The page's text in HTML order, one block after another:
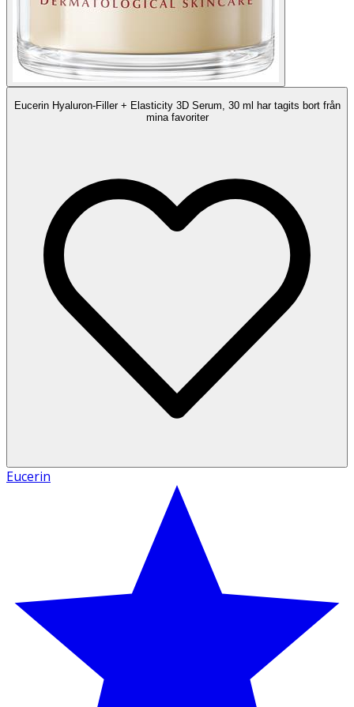
Eucerin Hyaluron-Filler + Elasticity 3D Serum, 30 ml har tagits bort från
mina favoriter
Eucerin